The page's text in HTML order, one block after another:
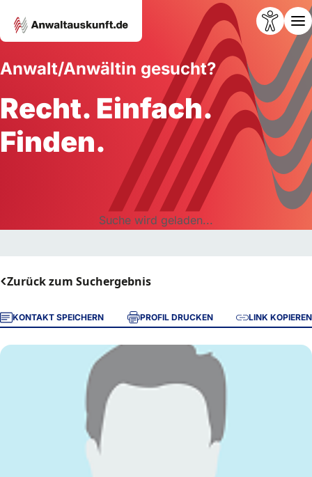
Anwalt/Anwältin gesucht?
Recht. Einfach.
Finden.
Suche wird geladen...
Zurück zum Suchergebnis
KONTAKT SPEICHERN PROFIL DRUCKEN LINK KOPIEREN